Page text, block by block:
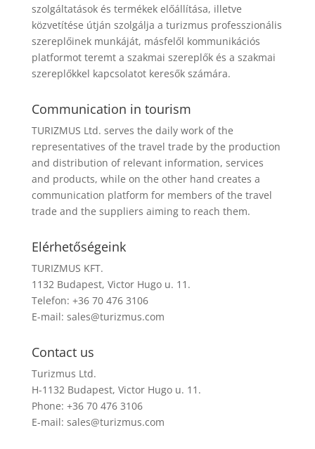
szolgáltatások és termékek előállítása, illetve
közvetítése útján szolgálja a turizmus professzionális
szereplőinek munkáját, másfelől kommunikációs
platformot teremt a szakmai szereplők és a szakmai
szereplőkkel kapcsolatot keresők számára.
Communication in tourism
TURIZMUS Ltd. serves the daily work of the
representatives of the travel trade by the production
and distribution of relevant information, services
and products, while on the other hand creates a
communication platform for members of the travel
trade and the suppliers aiming to reach them.
Elérhetőségeink
TURIZMUS KFT.
1132 Budapest, Victor Hugo u. 11.
Telefon: +36 70 476 3106
E-mail: sales@turizmus.com
Contact us
Turizmus Ltd.
H-1132 Budapest, Victor Hugo u. 11.
Phone: +36 70 476 3106
E-mail: sales@turizmus.com